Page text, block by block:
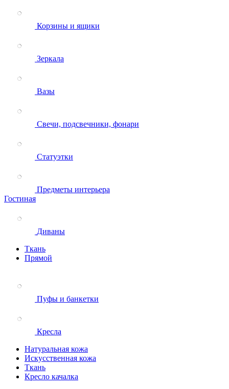
Корзины и ящики
Зеркала
Вазы
Свечи, подсвечники, фонари
Статуэтки
Предметы интерьера
Гостиная
Диваны
Ткань
Прямой
Пуфы и банкетки
Кресла
Натуральная кожа
Искусственная кожа
Ткань
Кресло качалка